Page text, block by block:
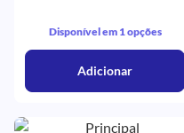
Disponível em 1 opções
Adicionar